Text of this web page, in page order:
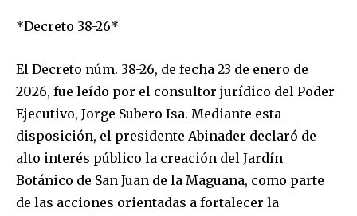
*Decreto 38-26*
El Decreto núm. 38-26, de fecha 23 de enero de
2026, fue leído por el consultor jurídico del Poder
Ejecutivo, Jorge Subero Isa. Mediante esta
disposición, el presidente Abinader declaró de
alto interés público la creación del Jardín
Botánico de San Juan de la Maguana, como parte
de las acciones orientadas a fortalecer la